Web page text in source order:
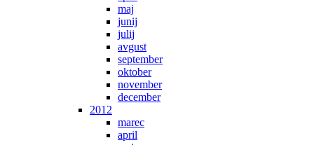
maj
junij
julij
avgust
september
oktober
november
december
2012
marec
april